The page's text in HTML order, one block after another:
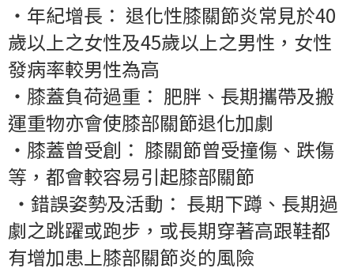
‧ 年紀增長： 退化性膝關節炎常見於40
歲以上之女性及45歲以上之男性，女性
發病率較男性為高
‧ 膝蓋負荷過重： 肥胖、長期攜帶及搬
運重物亦會使膝部關節退化加劇
‧ 膝蓋曾受創： 膝關節曾受撞傷、跌傷
等，都會較容易引起膝部關節
‧ 錯誤姿勢及活動： 長期下蹲、長期過
劇之跳躍或跑步，或長期穿著高跟鞋都
有增加患上膝部關節炎的風險